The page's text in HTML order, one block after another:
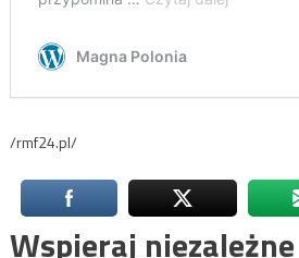
/rmf24.pl/
Wspieraj niezależne